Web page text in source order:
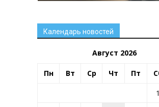
Календарь новостей
Август 2026
Пн Вт Ср Чт Пт
1